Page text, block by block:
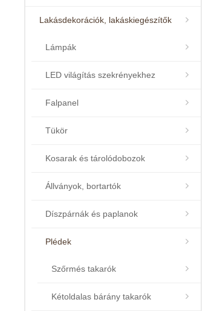
Lakásdekorációk, lakáskiegészítők
Lámpák
LED világítás szekrényekhez
Falpanel
Tükör
Kosarak és tárolódobozok
Állványok, bortartók
Díszpárnák és paplanok
Plédek
Szőrmés takarók
Kétoldalas bárány takarók